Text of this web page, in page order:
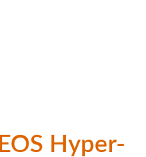
Hyper-